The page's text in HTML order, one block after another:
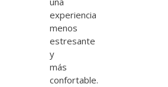
experiencia
menos
estresante
y
más
confortable.